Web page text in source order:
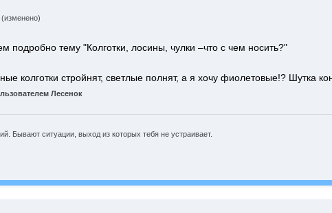
(изменено)
подробно тему "Колготки, лосины, чулки –что с чем носить?"
колготки стройнят, светлые полнят, а я хочу фиолетовые!? Шутка
Лесенок
Бывают ситуации, выход из которых тебя не устраивает.